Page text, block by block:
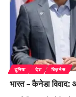
दुनिया देश बिज़नेस
भारत – कैनेडा विवाद: